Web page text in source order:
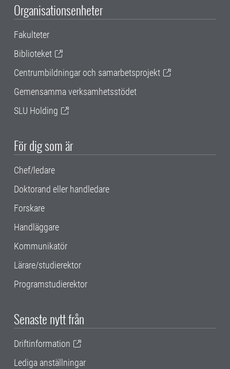
Organisationsenheter
Fakulteter
Biblioteket
Centrumbildningar och samarbetsprojekt
Gemensamma verksamhetsstödet
SLU Holding
För dig som är
Chef/ledare
Doktorand eller handledare
Forskare
Handläggare
Kommunikatör
Lärare/studierektor
Programstudierektor
Senaste nytt från
Driftinformation
Lediga anställningar